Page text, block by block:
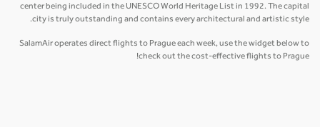
center being included in the UNESCO World Heritage List in 1992. The capital
city is truly outstanding and contains every architectural and artistic style.
SalamAir operates direct flights to Prague each week, use the widget below to
check out the cost-effective flights to Prague!